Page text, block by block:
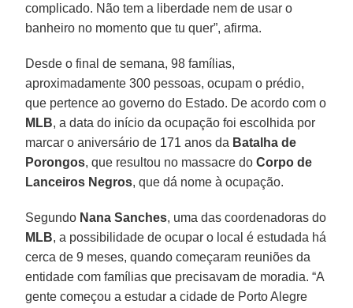
complicado. Não tem a liberdade nem de usar o
banheiro no momento que tu quer”, afirma.
Desde o final de semana, 98 famílias,
aproximadamente 300 pessoas, ocupam o prédio,
que pertence ao governo do Estado. De acordo com o
MLB, a data do início da ocupação foi escolhida por
marcar o aniversário de 171 anos da Batalha de
Porongos, que resultou no massacre doCorpo de
Lanceiros Negros, que dá nome à ocupação.
Segundo Nana Sanches, uma das coordenadoras do
MLB, a possibilidade de ocupar o local é estudada há
cerca de 9 meses, quando começaram reuniões da
entidade com famílias que precisavam de moradia. “A
gente começou a estudar a cidade de Porto Alegre